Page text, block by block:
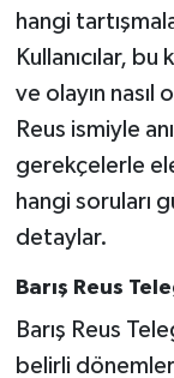
hangi
Kullanıcılar, bu
ve olayın nasıl
Reus ismiyle
gerekçelerle
hangi soruları
detaylar.
Barış Reus
Barış Reus
belirli